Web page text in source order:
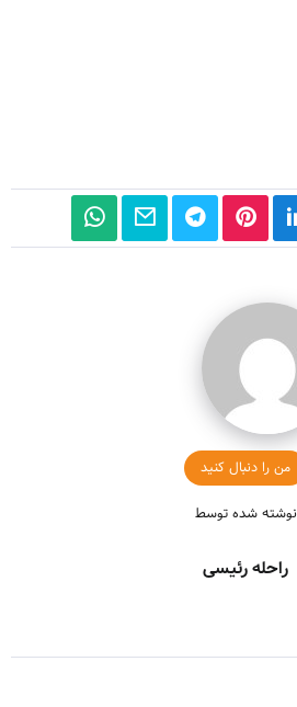
من را دنبال کنید
نوشته شده توسط
راحله رئیسی